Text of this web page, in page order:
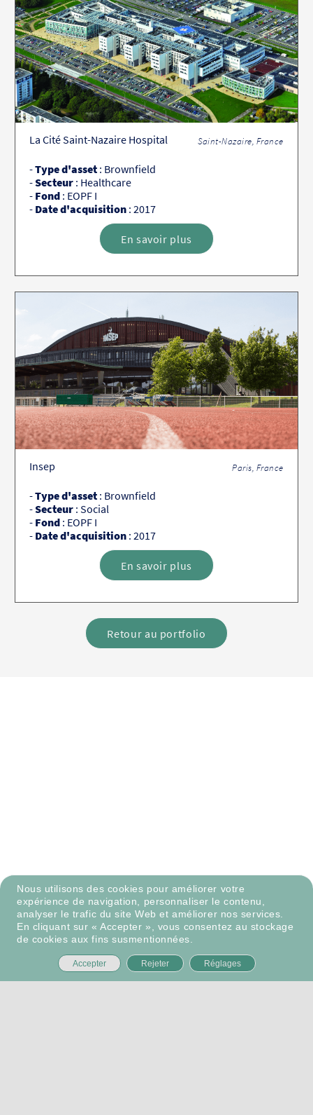
La Cité Saint-Nazaire Hospital Saint-Nazaire, France
-Type d'asset : Brownfield
-Secteur : Healthcare
- Fond : EOPF I
- Date d'acquisition : 2017
En savoir plus
Insep Paris, France
-Type d'asset : Brownfield
-Secteur : Social
- Fond : EOPF I
- Date d'acquisition : 2017
En savoir plus
Retour au portfolio
Nous utilisons des cookies pour améliorer votre
expérience de navigation, personnaliser le contenu,
analyser le trafic du site Web et améliorer nos services.
En cliquant sur « Accepter », vous consentez au stockage
de cookies aux fins susmentionnées.
Accepter Rejeter Réglages